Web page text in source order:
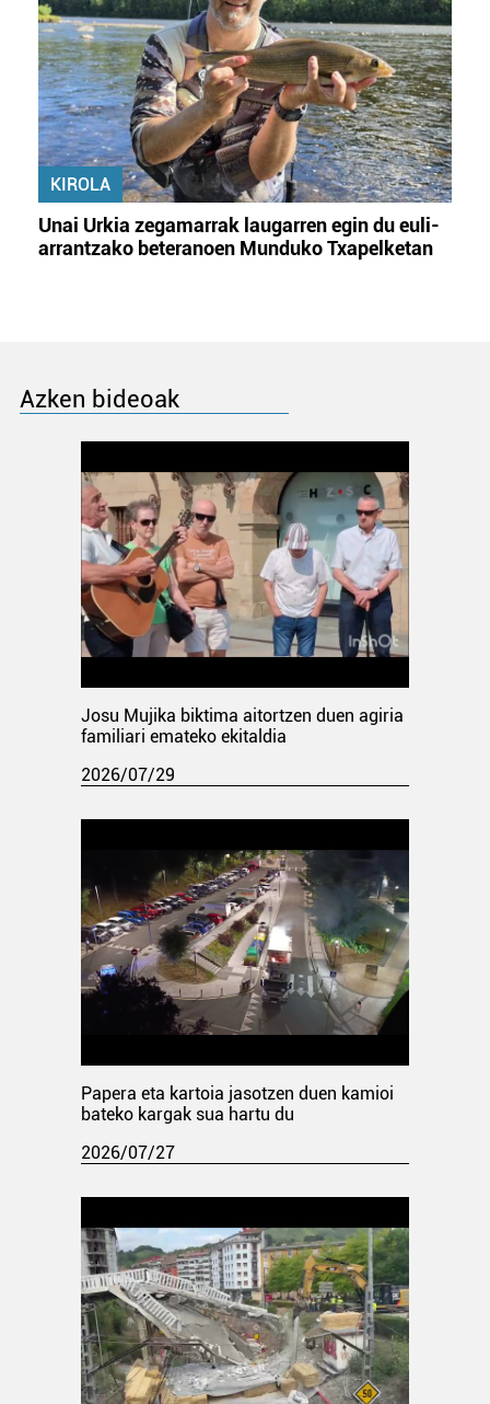
KIROLA
Unai Urkia zegamarrak laugarren egin du euli-
arrantzako beteranoen Munduko Txapelketan
Azken bideoak
Josu Mujika biktima aitortzen duen agiria
familiari emateko ekitaldia
2026/07/29
Papera eta kartoia jasotzen duen kamioi
bateko kargak sua hartu du
2026/07/27